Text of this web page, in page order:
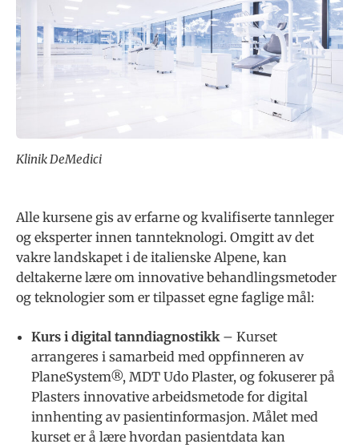
Klinik DeMedici
Alle kursene gis av erfarne og kvalifiserte tannleger
og eksperter innen tannteknologi. Omgitt av det
vakre landskapet i de italienske Alpene, kan
deltakerne lære om innovative behandlingsmetoder
og teknologier som er tilpasset egne faglige mål:
Kurs i digital tanndiagnostikk– Kurset
arrangeres i samarbeid med oppfinneren av
PlaneSystem®, MDT Udo Plaster, og fokuserer på
Plasters innovative arbeidsmetode for digital
innhenting av pasientinformasjon. Målet med
kurset er å lære hvordan pasientdata kan